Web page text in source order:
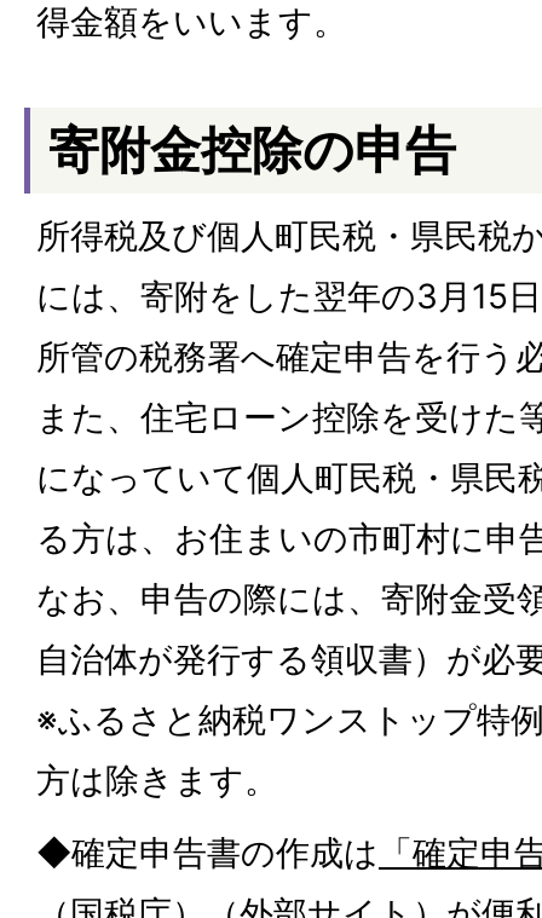
得金額をいいます。
寄附金控除の申告
所得税及び個人町民税・県民税
には、寄附をした翌年の3月15
所管の税務署へ確定申告を行う
また、住宅ローン控除を受けた
になっていて個人町民税・県民
る方は、お住まいの市町村に申
なお、申告の際には、寄附金受
自治体が発行する領収書）が必
※ふるさと納税ワンストップ特
方は除きます。
◆確定申告書の作成は 「確定申